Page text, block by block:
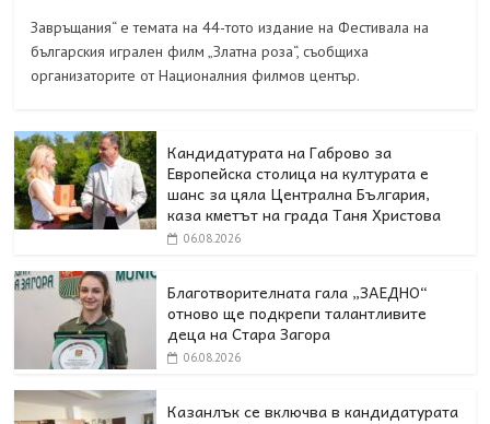
Завръщания“ е темата на 44-тото издание на Фестивала на
българския игрален филм „Златна роза“, съобщиха
организаторите от Националния филмов център.
Кандидатурата на Габрово за
Европейска столица на културата е
шанс за цяла Централна България,
каза кметът на града Таня Христова
06.08.2026
Благотворителната гала „ЗАЕДНО“
отново ще подкрепи талантливите
деца на Стара Загора
06.08.2026
Казанлък се включва в кандидатурата